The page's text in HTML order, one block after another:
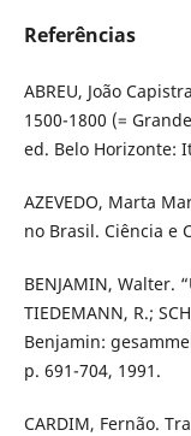
Referências
ABREU, João
1500-1800 (=
ed. Belo Horizonte:
AZEVEDO, Marta
no Brasil. Ciência e
BENJAMIN, Walter.
TIEDEMANN, R.;
Benjamin:
p. 691-704, 1991.
CARDIM, Fernão.